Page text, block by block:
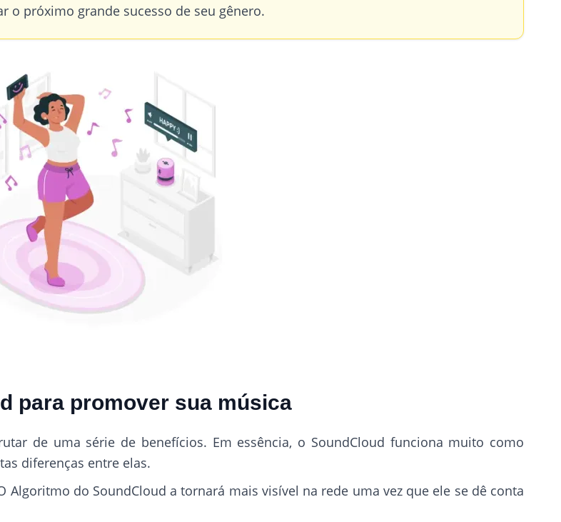
o próximo grande sucesso de seu gênero.
para promover sua música
de uma série de benefícios. Em essência, o SoundCloud funciona muito como
diferenças entre elas.
Algoritmo do SoundCloud a tornará mais visível na rede uma vez que ele se dê conta